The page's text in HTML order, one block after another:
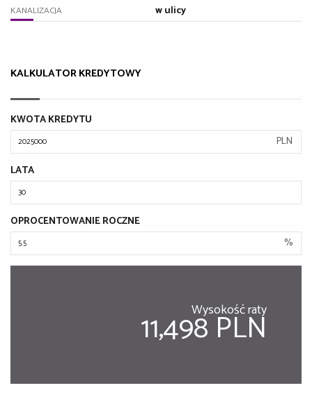
KANALIZACJA w ulicy
KALKULATOR KREDYTOWY
KWOTA KREDYTU
PLN
LATA
OPROCENTOWANIE ROCZNE
%
Wysokość raty
11,498 PLN